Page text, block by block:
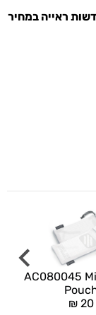
ראייה במחיר
AC080045
₪20